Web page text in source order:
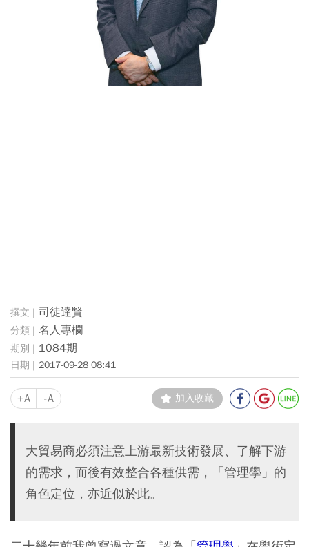
司徒達賢
名人專欄
1084期
2017-09-28 08:41
+A -A 加入收藏
大貿易商必須注意上游最新技術發展、了解下游
的需求，而後有效整合各種供需，「管理學」的
角色定位，亦近似於此。